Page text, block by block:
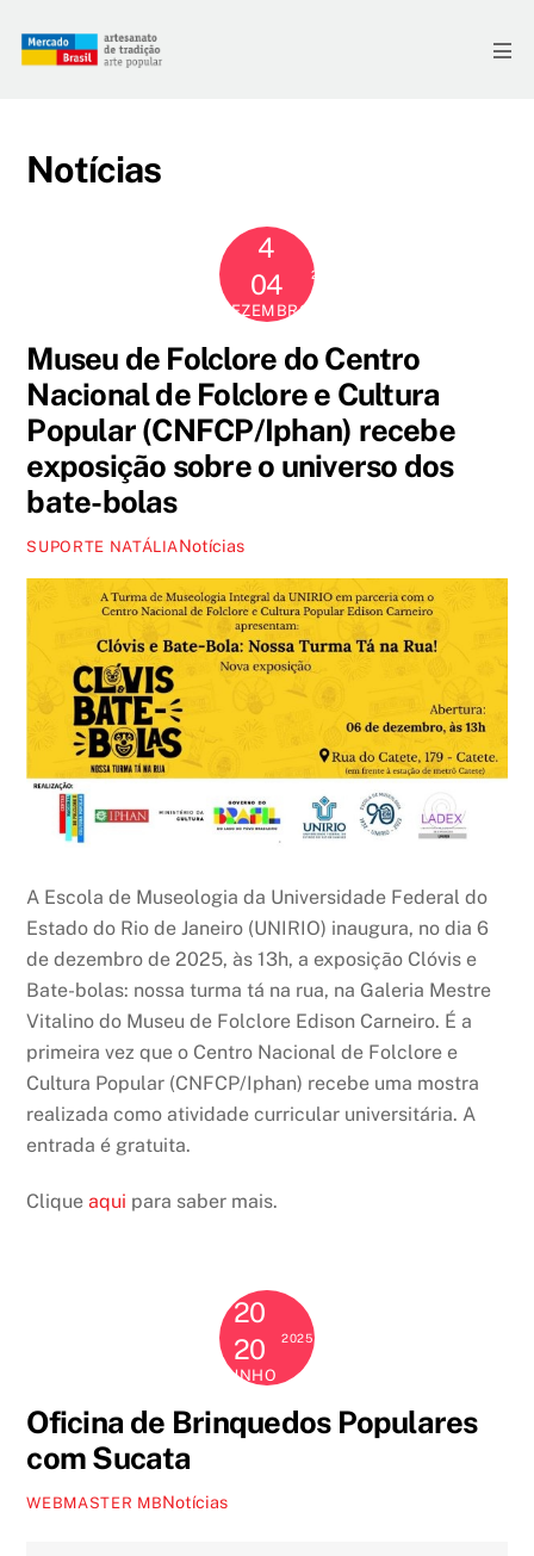
Notícias
4
04
DEZEMBRO
2025
Museu de Folclore do Centro
Nacional de Folclore e Cultura
Popular (CNFCP/Iphan) recebe
exposição sobre o universo dos
bate-bolas
SUPORTE NATÁLIANotícias
A Escola de Museologia da Universidade Federal do
Estado do Rio de Janeiro (UNIRIO) inaugura, no dia 6
de dezembro de 2025, às 13h, a exposição Clóvis e
Bate-bolas: nossa turma tá na rua, na Galeria Mestre
Vitalino do Museu de Folclore Edison Carneiro. É a
primeira vez que o Centro Nacional de Folclore e
Cultura Popular (CNFCP/Iphan) recebe uma mostra
realizada como atividade curricular universitária. A
entrada é gratuita.
Cliqueaqui para saber mais.
20
20
JUNHO
2025
Oficina de Brinquedos Populares
com Sucata
WEBMASTER MBNotícias